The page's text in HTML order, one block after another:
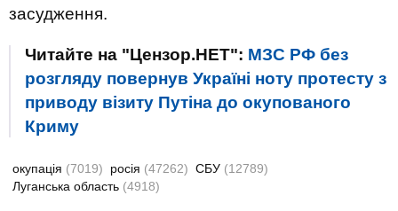
засудження.
Читайте на "Цензор.НЕТ": МЗС РФ без
розгляду повернув Україні ноту протесту з
приводу візиту Путіна до окупованого
Криму
окупація (7019) росія (47262) СБУ (12789)
Луганська область (4918)